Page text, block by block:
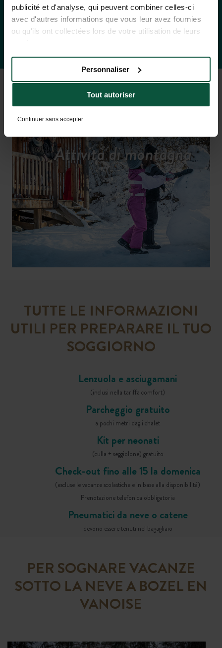
publicité et d'analyse, qui peuvent combiner celles-ci
avec d'autres informations que vous leur avez fournies
ou qu'ils ont collectées lors de votre utilisation de leurs
Tout autoriser
Personnaliser
Continuer sans accepter
Tariffe e disponibilità
Attività di montagna
TUTTE LE INFORMAZIONI
UTILI PER PREPARARE IL TUO
SOGGIORNO
Lenzuola e asciugamani
(inclusi nella tariffa comfort)
Parcheggio gratuito
a pochi metri dagli chalet
Kit per neonati
(culla + seggiolone) gratuito
Check-out fino alle 15 la domenica
(escluse le vacanze scolastiche e in base alla disponibilità)
Prenotazione telefonica obbligatoria
Pneumatici da neve o catene
devono essere tenuti nel bagagliaio
PER SOGNARE VACANZE
SOTTO LA NEVE A BOZEL EN
VANOISE